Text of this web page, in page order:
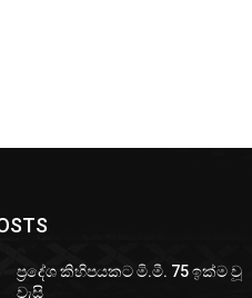
ප්‍රදේශ කිහිපයකට මි.මී. 75 ඉක්ම වූ
වැසි